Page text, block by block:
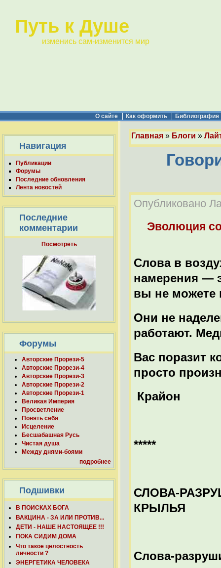
Путь к Душе
изменись сам-изменится мир
О сайте Как оформить Библиография
Навигация
Публикации
Форумы
Последние обновления
Лента новостей
Последние
комментарии
Посмотреть
Форумы
Авторские Прорези-5
Авторские Прорези-4
Авторские Прорези-3
Авторские Прорези-2
Авторские Прорези-1
Великая Империя
Просветление
Понять себя
Исцеление
Бесшабашная Русь
Чистая душа
Между днями-боями
подробнее
Подшивки
В ПОИСКАХ БОГА
ВАКЦИНА - ЗА ИЛИ ПРОТИВ...
ДЕТИ - НАШЕ НАСТОЯЩЕЕ !!!
ПОКА СИДИМ ДОМА
Что такое целостность
личности ?
ЭНЕРГЕТИКА ЧЕЛОВЕКА
Главная » Блоги »
Опубликовано
Эволюция
Слова в
намерения —
вы не можете
Они не
работают.
Вас поразит
просто
Крайон
*****
СЛОВА-
КРЫЛЬЯ
Слова-